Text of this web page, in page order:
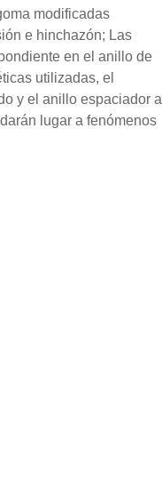
modificadas
e hinchazón; Las
en el anillo de
utilizadas, el
y el anillo espaciador a
lugar a fenómenos